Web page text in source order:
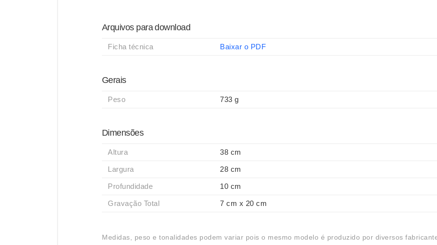
Arquivos para download
Ficha técnica Baixar o PDF
Gerais
Peso 733 g
Dimensões
Altura 38 cm
Largura 28 cm
Profundidade 10 cm
Gravação Total 7 cm x 20 cm
Medidas, peso e tonalidades podem variar pois o mesmo modelo é produzido por diversos